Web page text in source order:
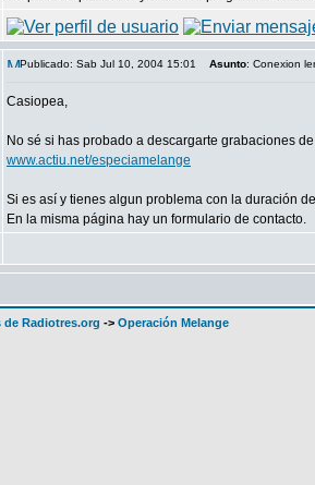
Publicado: Sab Jul 10, 2004 15:01 Asunto: Conexion
Casiopea,
No sé si has probado a descargarte grabaciones
www.actiu.net/especiamelange
Si es así y tienes algun problema con la duración
En la misma página hay un formulario de contacto.
de Radiotres.org -> Operación Melange